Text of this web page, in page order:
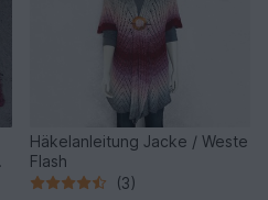
Häkelanleitung Jacke / Weste
Flash
(3)